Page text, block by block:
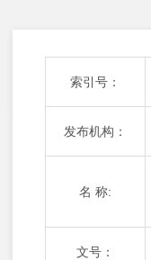
索引号：
发布机构：
名 称:
文号：